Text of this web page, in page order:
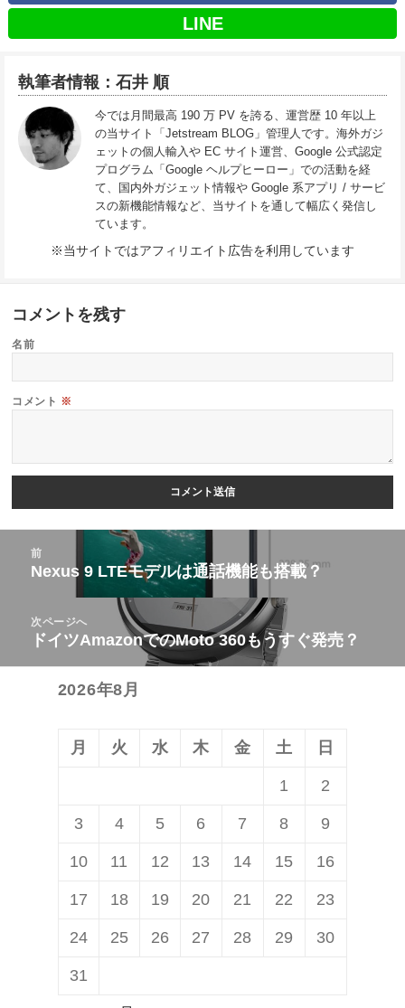
LINE
執筆者情報：石井 順
今では月間最高 190 万 PV を誇る、運営歴 10 年以上
の当サイト「Jetstream BLOG」管理人です。海外ガジ
ェットの個人輸入や EC サイト運営、Google 公式認定
プログラム「Google ヘルプヒーロー」での活動を経
て、国内外ガジェット情報や Google 系アプリ / サービ
スの新機能情報など、当サイトを通して幅広く発信し
ています。
※当サイトではアフィリエイト広告を利用しています
コメントを残す
名前
コメント ※
ー
前
前
投
稿:
Nexus 9 LTEモデルは通話機能も搭載？
次ページへ
次
の
ドイツAmazonでのMoto 360もうすぐ発売？
2026年8月
月 火 水 木 金 土 日
1 2
3 4 5 6 7 8 9
10 11 12 13 14 15 16
17 18 19 20 21 22 23
24 25 26 27 28 29 30
31